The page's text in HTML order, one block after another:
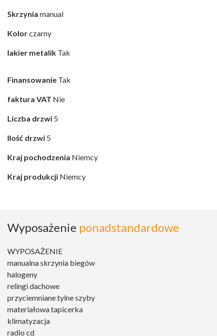
Skrzynia manual
Kolorczarny
lakier metalik Tak
Finansowanie Tak
faktura VAT Nie
Liczba drzwi 5
Ilość drzwi 5
Kraj pochodzenia Niemcy
Kraj produkcji Niemcy
Wyposażenie ponadstandardowe
WYPOSAŻENIE
manualna skrzynia biegów
halogeny
relingi dachowe
przyciemniane tylne szyby
materiałowa tapicerka
klimatyzacja
radio cd